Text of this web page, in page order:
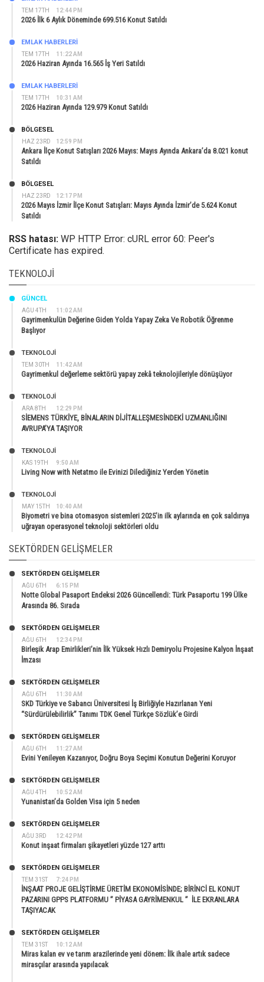
TEM 17TH 12:44 PM
2026 İlk 6 Aylık Döneminde 699.516 Konut Satıldı
TEM 17TH 11:22 AM
EMLAK HABERLERI
2026 Haziran Ayında 16.565 İş Yeri Satıldı
TEM 17TH 10:31 AM
EMLAK HABERLERI
2026 Haziran Ayında 129.979 Konut Satıldı
HAZ 23RD 12:59 PM
BÖLGESEL
Ankara İlçe Konut Satışları 2026 Mayıs: Mayıs Ayında Ankara’da 8.021 konut
Satıldı
HAZ 23RD 12:17 PM
BÖLGESEL
2026 Mayıs İzmir İlçe Konut Satışları: Mayıs Ayında İzmir’de 5.624 Konut
Satıldı
RSS hatası: WP HTTP Error: cURL error 60: Peer's
Certificate has expired.
TEKNOLOJI
AĞU 4TH 11:02 AM
GÜNCEL
Gayrimenkulün Değerine Giden Yolda Yapay Zeka Ve Robotik Öğrenme
Başlıyor
TEM 30TH 11:42 AM
TEKNOLOJİ
Gayrimenkul değerleme sektörü yapay zekâ teknolojileriyle dönüşüyor
ARA 8TH 12:29 PM
TEKNOLOJİ
SİEMENS TÜRKİYE, BİNALARIN DİJİTALLEŞMESİNDEKİ UZMANLIĞINI
AVRUPA’YA TAŞIYOR
KAS 19TH 9:50 AM
TEKNOLOJİ
Living Now with Netatmo ile Evinizi Dilediğiniz Yerden Yönetin
MAY 15TH 10:40 AM
TEKNOLOJİ
Biyometri ve bina otomasyon sistemleri 2025’in ilk aylarında en çok saldırıya
uğrayan operasyonel teknoloji sektörleri oldu
SEKTÖRDEN GELIŞMELER
AĞU 6TH 6:15 PM
SEKTÖRDEN GELIŞMELER
Notte Global Pasaport Endeksi 2026 Güncellendi: Türk Pasaportu 199 Ülke
Arasında 86. Sırada
AĞU 6TH 12:34 PM
SEKTÖRDEN GELIŞMELER
Birleşik Arap Emirlikleri’nin İlk Yüksek Hızlı Demiryolu Projesine Kalyon İnşaat
İmzası
AĞU 6TH 11:30 AM
SEKTÖRDEN GELIŞMELER
SKD Türkiye ve Sabancı Üniversitesi İş Birliğiyle Hazırlanan Yeni
“Sürdürülebilirlik” Tanımı TDK Genel Türkçe Sözlük’e Girdi
AĞU 6TH 11:27 AM
SEKTÖRDEN GELIŞMELER
Evini Yenileyen Kazanıyor, Doğru Boya Seçimi Konutun Değerini Koruyor
AĞU 4TH 10:52 AM
SEKTÖRDEN GELIŞMELER
Yunanistan’da Golden Visa için 5 neden
AĞU 3RD 12:42 PM
SEKTÖRDEN GELIŞMELER
Konut inşaat firmaları şikayetleri yüzde 127 arttı
TEM 31ST 7:24 PM
SEKTÖRDEN GELIŞMELER
İNŞAAT PROJE GELİŞTİRME ÜRETİM EKONOMİSİNDE; BİRİNCİ EL KONUT
PAZARINI GPPS PLATFORMU ” PİYASA GAYRİMENKUL ” İLE EKRANLARA
TAŞIYACAK
TEM 31ST 10:12 AM
SEKTÖRDEN GELIŞMELER
Miras kalan ev ve tarım arazilerinde yeni dönem: İlk ihale artık sadece
mirasçılar arasında yapılacak